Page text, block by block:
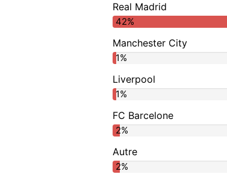
Real Madrid
42%
Manchester City
1%
Liverpool
1%
FC Barcelone
2%
Autre
2%